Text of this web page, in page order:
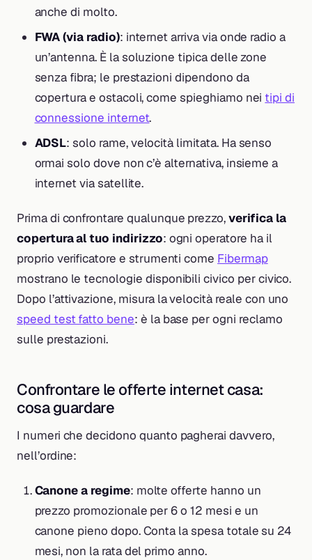
anche di molto.
FWA (via radio): internet arriva via onde radio a
un’antenna. È la soluzione tipica delle zone
senza fibra; le prestazioni dipendono da
copertura e ostacoli, come spieghiamo nei tipi di
connessione internet.
ADSL: solo rame, velocità limitata. Ha senso
ormai solo dove non c’è alternativa, insieme a
internet via satellite.
Prima di confrontare qualunque prezzo,verifica la
copertura al tuo indirizzo: ogni operatore ha il
proprio verificatore e strumenti come Fibermap
mostrano le tecnologie disponibili civico per civico.
Dopo l’attivazione, misura la velocità reale con uno
speed test fatto bene: è la base per ogni reclamo
sulle prestazioni.
Confrontare le offerte internet casa:
cosa guardare
I numeri che decidono quanto pagherai davvero,
nell’ordine:
Canone a regime: molte offerte hanno un
prezzo promozionale per 6 o 12 mesi e un
canone pieno dopo. Conta la spesa totale su 24
mesi, non la rata del primo anno.